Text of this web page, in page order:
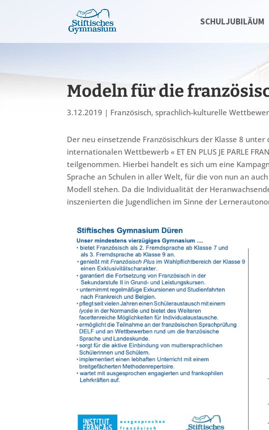
SCHULJUBILÄUM
Modeln für die
3.12.2019 | Französisch,sprachlich-kulturelle
Der neu einsetzende Französischkurs der Klasse 8
internationalen Wettbewerb « ET EN PLUS JE PARLE
teilgenommen. Hierbei handelt es sich um eine
Sprache an Schulen in aller Welt, für die von nun an
Modell stehen. Da die Individualität der
inszenierten die Jugendlichen im Sinne der